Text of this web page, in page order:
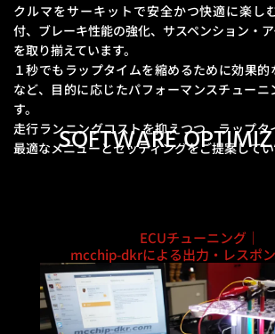
クルマをサーキットで安全かつ快適に楽し
付、ブレーキ性能の強化、 サスペンション・
を取り揃えています。
１秒でもラップタイムを縮めるために効果
など、 目的に応じたパフォーマンスチューニ
す。
走行ランニングコストを抑えつつ、ラップタ
最適なメニューとセッティングをご提案して
SOFTWARE
ECUチューニング｜
mcchip-dkrによる出力・レスポ